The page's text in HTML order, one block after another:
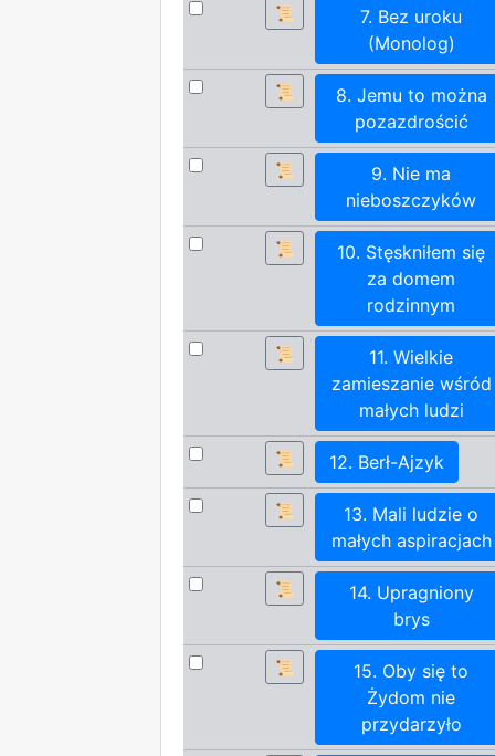
📜
7. Bez uroku
(Monolog)
📜
8. Jemu to można
pozazdrościć
📜
9. Nie ma
nieboszczyków
📜
10. Stęskniłem się
za domem
rodzinnym
📜
11. Wielkie
zamieszanie wśród
małych ludzi
📜 12. Berł-Ajzyk
📜
13. Mali ludzie o
małych aspiracjach
📜
14. Upragniony
brys
📜
15. Oby się to
Żydom nie
przydarzyło